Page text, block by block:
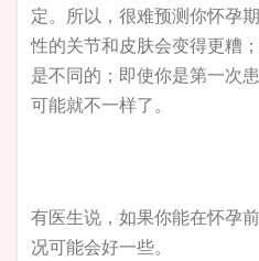
定。所以，很难预测你怀孕
性的关节和皮肤会变得更糟
是不同的；即使你是第一次
可能就不一样了。
有医生说，如果你能在怀孕
况可能会好一些。